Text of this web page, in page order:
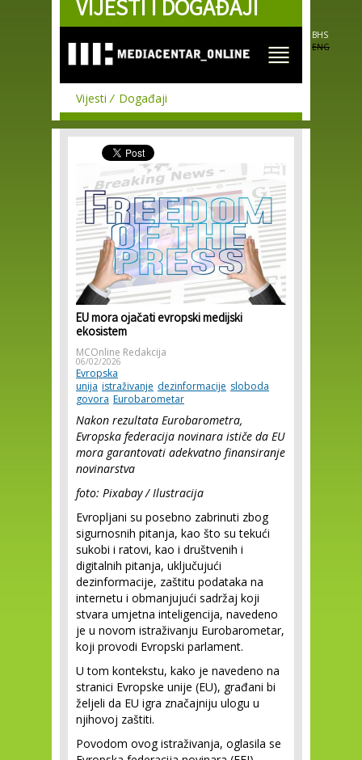
Skip to
main
VIJESTI I DOGAĐAJI
BHS
ENG
Vijesti Događaji
EU mora ojačati evropski medijski
ekosistem
MCOnline Redakcija
06/02/2026
Evropska
unija istraživanje dezinformacije sloboda
govora Eurobarometar
Nakon rezultata Eurobarometra,
Evropska federacija novinara ističe da EU
mora garantovati adekvatno finansiranje
novinarstva
foto: Pixabay / Ilustracija
Evropljani su posebno zabrinuti zbog
sigurnosnih pitanja, kao što su tekući
sukobi i ratovi, kao i društvenih i
digitalnih pitanja, uključujući
dezinformacije, zaštitu podataka na
internetu i obmanjujući sadržaj koji
stvara umjetna inteligencija, navedeno
je u novom istraživanju Eurobarometar,
koji provodi Evropski parlament.
U tom kontekstu, kako je navedeno na
stranici Evropske unije (EU), građani bi
željeli da EU igra značajniju ulogu u
njihovoj zaštiti.
Povodom ovog istraživanja, oglasila se